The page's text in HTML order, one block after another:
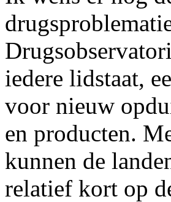
iedere lidstaat,
voor nieuw
en producten.
kunnen de
relatief kort op